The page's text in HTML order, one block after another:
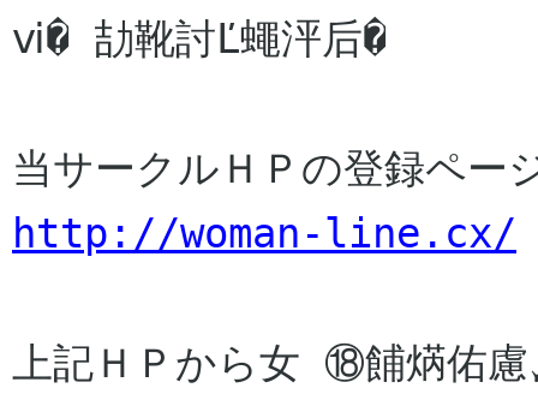
ⅵ� 劼靴討Ľ蠅泙后�
http://woman-line.cx/
上記ＨＰから女 ⑱餔焫佑